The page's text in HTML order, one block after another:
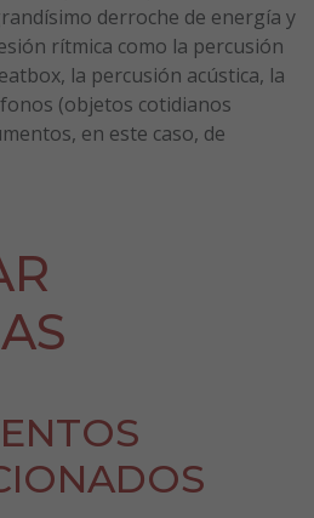
derroche de energía y
rítmica como la percusión
la percusión acústica, la
(objetos cotidianos
en este caso, de